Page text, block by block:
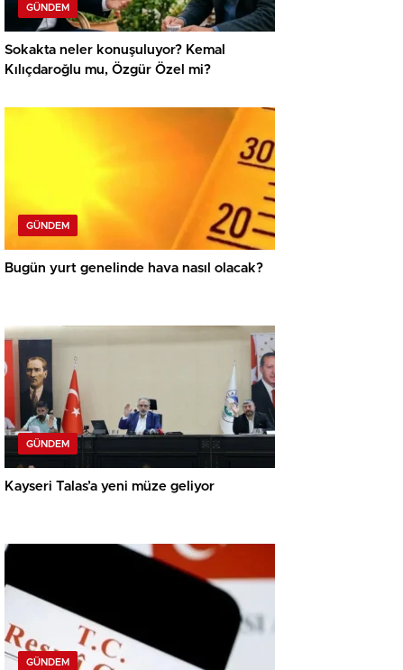
GÜNDEM
Sokakta neler konuşuluyor? Kemal
Kılıçdaroğlu mu, Özgür Özel mi?
GÜNDEM
Bugün yurt genelinde hava nasıl olacak?
GÜNDEM
Kayseri Talas’a yeni müze geliyor
GÜNDEM